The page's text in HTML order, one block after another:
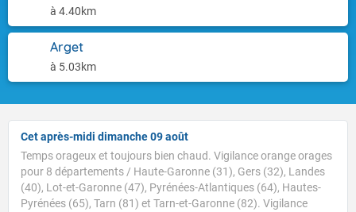
à 4.40km
Arget
à 5.03km
Cet après-midi dimanche 09 août
Temps orageux et toujours bien chaud. Vigilance orange orages
pour 8 départements / Haute-Garonne (31), Gers (32), Landes
(40), Lot-et-Garonne (47), Pyrénées-Atlantiques (64), Hautes-
Pyrénées (65), Tarn (81) et Tarn-et-Garonne (82). Vigilance